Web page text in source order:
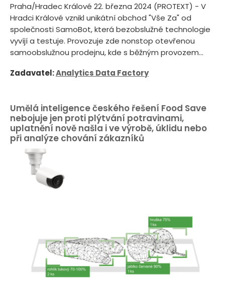
Praha/Hradec Králové 22. března 2024 (PROTEXT) - V
Hradci Králové vznikl unikátní obchod "Vše Za" od
společnosti SamoBot, která bezobslužné technologie
vyvíjí a testuje. Provozuje zde nonstop otevřenou
samoobslužnou prodejnu, kde s běžným provozem...
Zadavatel:Analytics Data Factory
Umělá inteligence českého řešení Food Save
nebojuje jen proti plýtvání potravinami,
uplatnění nově našla i ve výrobě, úklidu nebo
při analýze chování zákazníků